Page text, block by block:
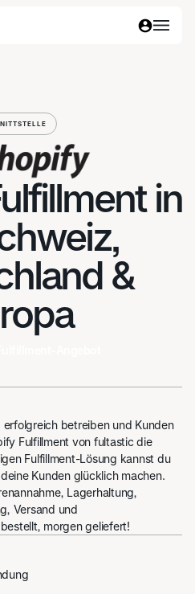
in
&
betreiben und Kunden
Fulfillment von fultastic die
Fulfillment-Lösung kannst du
Kunden glücklich machen.
Lagerhaltung,
Versand und
morgen geliefert!